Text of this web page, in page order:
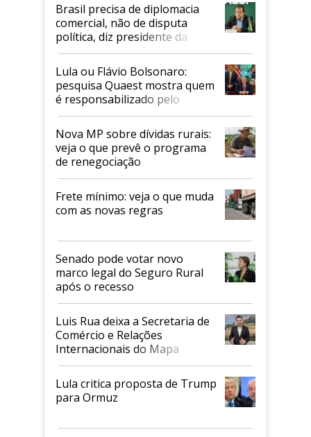
Brasil precisa de diplomacia
comercial, não de disputa
política, diz presidente da
Faesp
Lula ou Flávio Bolsonaro:
pesquisa Quaest mostra quem
é responsabilizado pelo
tarifaço dos EUA
Nova MP sobre dívidas rurais:
veja o que prevê o programa
de renegociação
Frete mínimo: veja o que muda
com as novas regras
Senado pode votar novo
marco legal do Seguro Rural
após o recesso
Luis Rua deixa a Secretaria de
Comércio e Relações
Internacionais do Mapa
Lula critica proposta de Trump
para Ormuz